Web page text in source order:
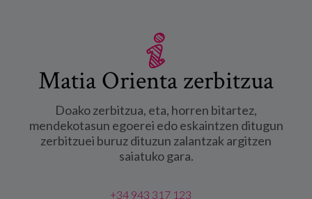
Matia Orienta zerbitzua
Doako zerbitzua, eta, horren bitartez,
mendekotasun egoerei edo eskaintzen ditugun
zerbitzuei buruz dituzun zalantzak argitzen
saiatuko gara.
+34 943 317 123